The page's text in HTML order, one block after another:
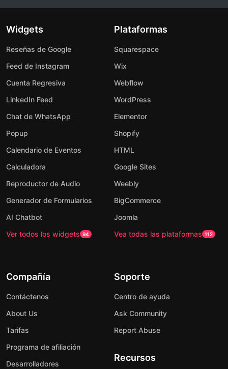
Widgets
Reseñas de Google
Feed de Instagram
Cuenta Regresiva
LinkedIn Feed
Chat de WhatsApp
Popup
Calendario de Eventos
Calculadora
Reproductor de Audio
Generador de Formularios
AI Chatbot
Ver todos los widgets 94
Plataformas
Squarespace
Wix
Webflow
WordPress
Elementor
Shopify
HTML
Google Sites
Weebly
BigCommerce
Joomla
Vea todas las plataformas 112
Compañía
Contáctenos
About Us
Tarifas
Programa de afiliación
Desarrolladores
Soporte
Centro de ayuda
Ask Community
Report Abuse
Recursos